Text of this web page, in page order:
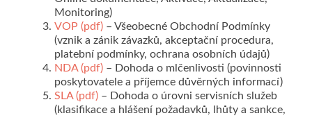
Monitoring)
VOP (pdf) – Všeobecné Obchodní Podmínky
(vznik a zánik závazků, akceptační procedura,
platební podmínky, ochrana osobních údajů)
NDA (pdf) – Dohoda o mlčenlivosti (povinnosti
poskytovatele a příjemce důvěrných informací)
SLA (pdf) – Dohoda o úrovni servisních služeb
(klasifikace a hlášení požadavků, lhůty a sankce,